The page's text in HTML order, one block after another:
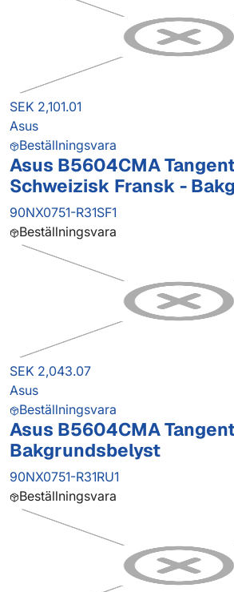
SEK 2,101.01
Asus
Beställningsvara
Asus B5604CMA
Schweizisk Fransk -
90NX0751-R31SF1
Beställningsvara
SEK 2,043.07
Asus
Beställningsvara
Asus B5604CMA
Bakgrundsbelyst
90NX0751-R31RU1
Beställningsvara